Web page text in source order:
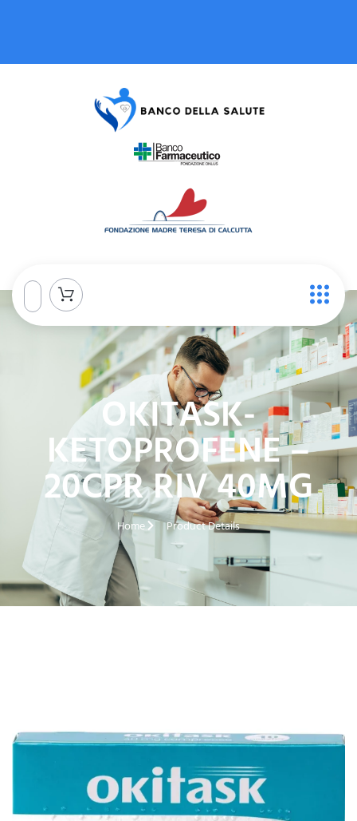
OKITASK-
KETOPROFENE –
20CPR RIV 40MG
Home Product Details